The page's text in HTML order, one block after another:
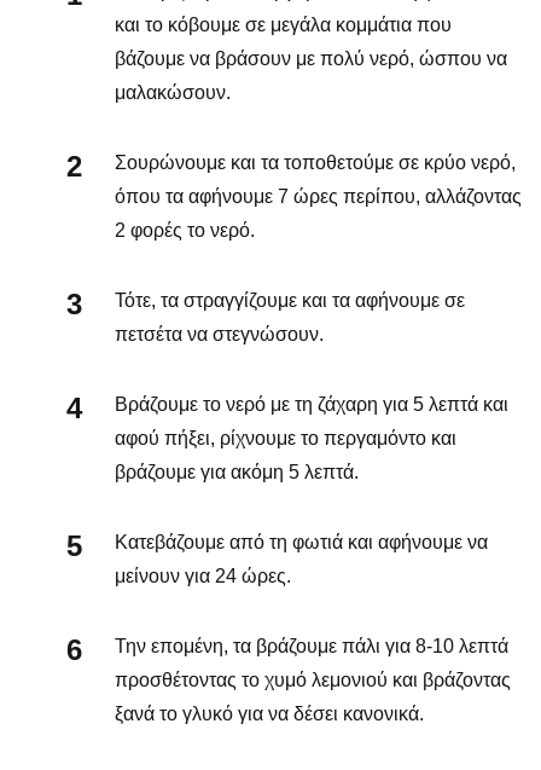
και το κόβουμε σε μεγάλα κομμάτια που
βάζουμε να βράσουν με πολύ νερό, ώσπου να
μαλακώσουν.
Σουρώνουμε και τα τοποθετούμε σε κρύο νερό,
όπου τα αφήνουμε 7 ώρες περίπου, αλλάζοντας
2 φορές το νερό.
Τότε, τα στραγγίζουμε και τα αφήνουμε σε
πετσέτα να στεγνώσουν.
Βράζουμε το νερό με τη ζάχαρη για 5 λεπτά και
αφού πήξει, ρίχνουμε το περγαμόντο και
βράζουμε για ακόμη 5 λεπτά.
Κατεβάζουμε από τη φωτιά και αφήνουμε να
μείνουν για 24 ώρες.
Την επομένη, τα βράζουμε πάλι για 8-10 λεπτά
προσθέτοντας το χυμό λεμονιού και βράζοντας
ξανά το γλυκό για να δέσει κανονικά.